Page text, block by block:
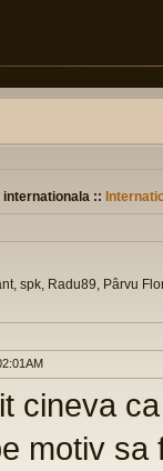
::
spk, Radu89, Pârvu
cineva
motiv sa